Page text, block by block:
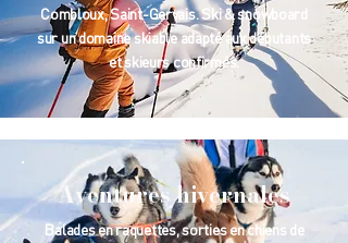
Combloux, Saint-Gervais. Ski & snowboard
sur un domaine skiable adapté aux débutants
et skieurs confirmés.
Aventures hivernales
Balades en raquettes, sorties en chiens de